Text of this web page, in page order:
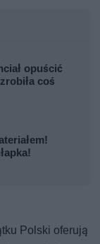
opuścić
coś
Polski oferują